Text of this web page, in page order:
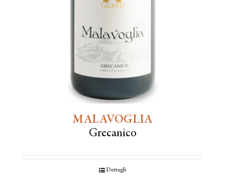
MALAVOGLIA
Grecanico
Dettagli